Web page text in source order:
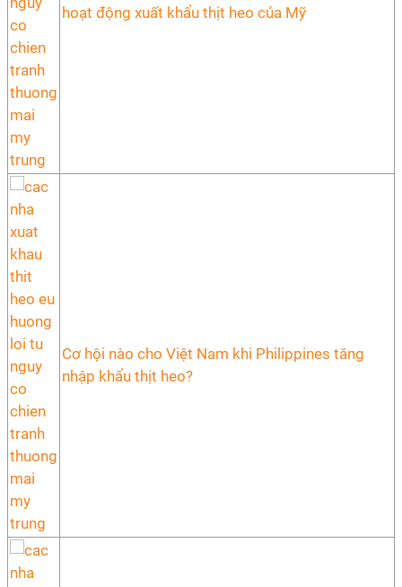
hoạt động xuất khẩu thịt heo của Mỹ
Cơ hội nào cho Việt Nam khi Philippines tăng
nhập khẩu thịt heo?